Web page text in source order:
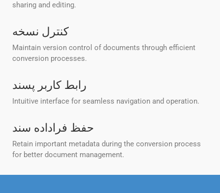
sharing and editing.
کنترل نسخه
Maintain version control of documents through efficient
conversion processes.
رابط کاربر پسند
Intuitive interface for seamless navigation and operation.
حفظ فراداده سند
Retain important metadata during the conversion process
for better document management.